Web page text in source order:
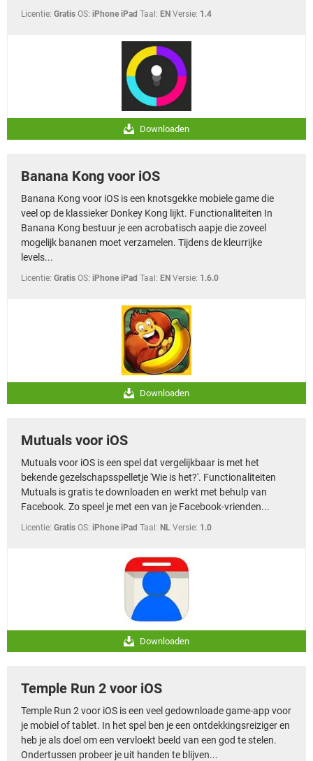
Licentie: Gratis OS: iPhone iPad Taal: EN Versie: 1.4
Downloaden
Banana Kong voor iOS
Banana Kong voor iOS is een knotsgekke mobiele game die
veel op de klassieker Donkey Kong lijkt. Functionaliteiten In
Banana Kong bestuur je een acrobatisch aapje die zoveel
mogelijk bananen moet verzamelen. Tijdens de kleurrijke
levels...
Licentie: Gratis OS: iPhone iPad Taal: EN Versie: 1.6.0
Downloaden
Mutuals voor iOS
Mutuals voor iOS is een spel dat vergelijkbaar is met het
bekende gezelschapsspelletje 'Wie is het?'. Functionaliteiten
Mutuals is gratis te downloaden en werkt met behulp van
Facebook. Zo speel je met een van je Facebook-vrienden...
Licentie: Gratis OS: iPhone iPad Taal: NL Versie: 1.0
Downloaden
Temple Run 2 voor iOS
Temple Run 2 voor iOS is een veel gedownloade game-app voor
je mobiel of tablet. In het spel ben je een ontdekkingsreiziger en
heb je als doel om een vervloekt beeld van een god te stelen.
Ondertussen probeer je uit handen te blijven...